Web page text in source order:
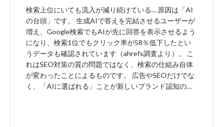
化を目指すサービス
検索上位にいても流入が減り続けている… 原因は「AI
の台頭」です。 生成AIで答えを完結させるユーザーが
増え、Google検索でもAIが先に回答を表示させるよう
になり、検索1位でもクリック率が58％低下したとい
うデータも確認されています（ahrefs調査より）。 こ
れはSEO対策の質の問題ではなく、検索の仕組み自体
が変わったことによるものです。 広告やSEOだけでな
く、「AIに選ばれる」ことが新しいブランド認知の形